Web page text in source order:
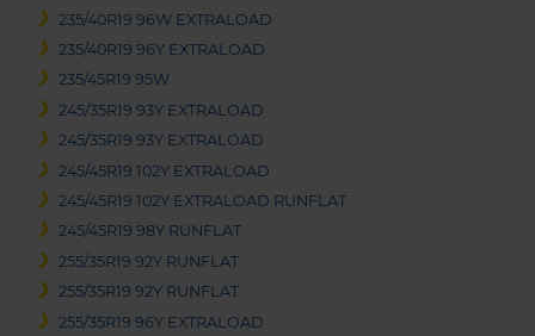
235/40R19 96W EXTRALOAD
235/40R19 96Y EXTRALOAD
235/45R19 95W
245/35R19 93Y EXTRALOAD
245/35R19 93Y EXTRALOAD
245/45R19 102Y EXTRALOAD
245/45R19 102Y EXTRALOAD RUNFLAT
245/45R19 98Y RUNFLAT
255/35R19 92Y RUNFLAT
255/35R19 92Y RUNFLAT
255/35R19 96Y EXTRALOAD